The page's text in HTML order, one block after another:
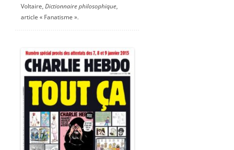
Voltaire, Dictionnaire philosophique,
article « Fanatisme ».